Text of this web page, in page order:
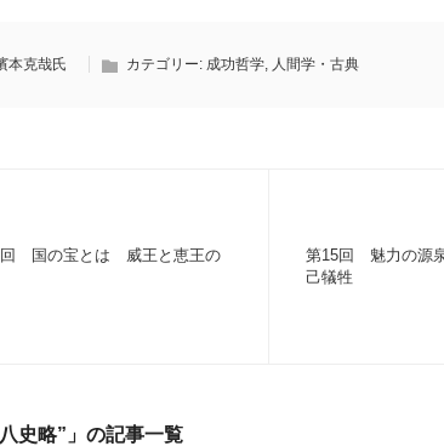
本克哉氏 カテゴリー: 成功哲学, 人間学・古典
回 国の宝とは 威王と恵王の
第15回 魅力の源
己犠牲
史略”」の記事一覧